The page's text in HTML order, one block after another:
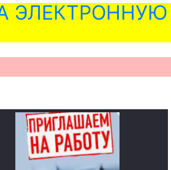
ЭЛЕКТРОННУЮ